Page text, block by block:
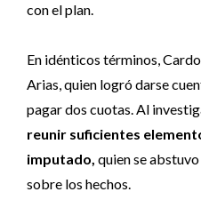
con el plan.
En idénticos términos,
Arias, quien logró darse
pagar dos cuotas. Al
reunir suficientes
imputado, quien se
sobre los hechos.